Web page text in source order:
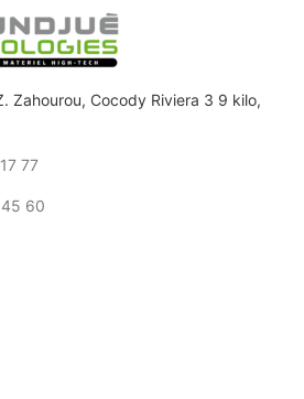
Zahourou, Cocody Riviera 3 9 kilo,
77
60